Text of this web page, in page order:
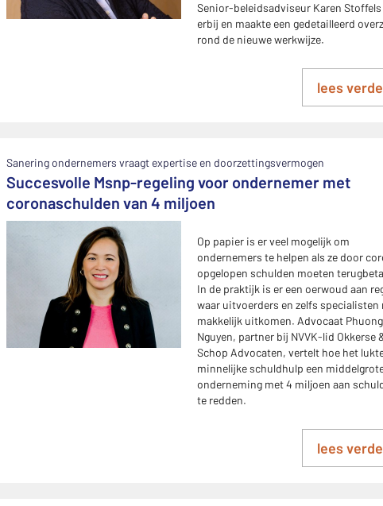
Senior-beleidsadviseur Karen Stoffels
erbij en maakte een gedetailleerd
rond de nieuwe werkwijze.
lees
Sanering ondernemers vraagt expertise en doorzettingsvermogen
Succesvolle Msnp-regeling voor ondernemer met
coronaschulden van 4 miljoen
Op papier is er veel mogelijk om
ondernemers te helpen als ze door
opgelopen schulden moeten
In de praktijk is er een oerwoud aan
waar uitvoerders en zelfs specialisten
makkelijk uitkomen. Advocaat Phuong
Nguyen, partner bij NVVK-lid Okkerse
Schop Advocaten, vertelt hoe het
minnelijke schuldhulp een
onderneming met 4 miljoen aan
te redden.
lees